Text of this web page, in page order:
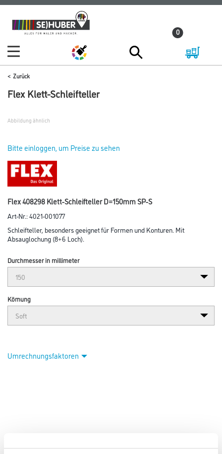
Zum
Inhalt
Zum
Navigationsmenü
0
Zurück
Flex Klett-Schleifteller
Abbildung ähnlich
Bitte einloggen, um Preise zu sehen
Flex 408298 Klett-Schleifteller D=150mm SP-S
Art-Nr.:4021-001077
Schleifteller, besonders geeignet für Formen und Konturen. Mit
Absauglochung (8+6 Loch).
Durchmesser in millimeter
Körnung
Umrechnungsfaktoren